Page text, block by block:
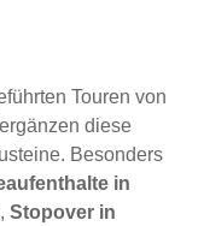
Touren von
diese
Besonders
in
, Stopover in